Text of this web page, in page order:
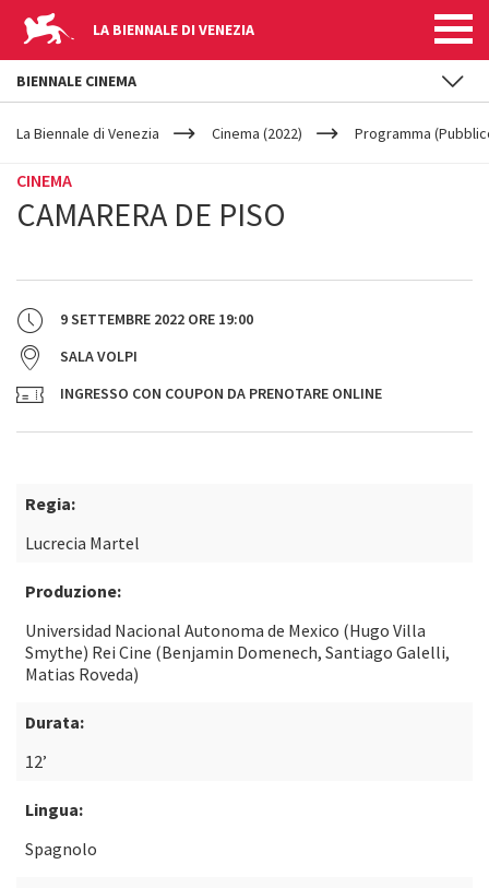
LA BIENNALE DI VENEZIA
YOUR
ARE
La Biennale di Venezia Cinema (2022) Programma
CINEMA
CAMARERA DE PISO
9 SETTEMBRE 2022 ORE 19:00
SALA VOLPI
INGRESSO CON COUPON DA PRENOTARE ONLINE
Regia:
Lucrecia Martel
Produzione:
Universidad Nacional Autonoma de Mexico (Hugo Villa
Smythe) Rei Cine (Benjamin Domenech, Santiago Galelli,
Matias Roveda)
Durata:
12’
Lingua:
Spagnolo
BIENNALE CINEMA